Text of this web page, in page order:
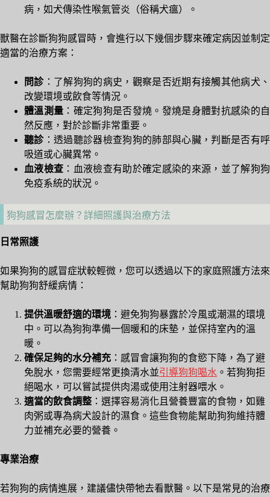
病，如犬傳染性喉氣管炎（俗稱犬瘟）。
獸醫在診斷狗狗感冒時，會進行以下幾個步驟來確定病因並制定
適當的治療方案：
問診：了解狗狗的病史，觀察是否近期有接觸其他病犬、
改變環境或飲食等情況。
體溫測量 ：確定狗狗是否發燒。發燒是身體對抗感染的自
然反應，對於診斷非常重要。
聽診：透過聽診器檢查狗狗的肺部與心臟，判斷是否有呼
吸道或心臟異常。
血液檢查 ：血液檢查有助於確定感染的來源，並了解狗狗
免疫系統的狀況。
狗狗感冒怎麼辦？詳細照護與治療方法
日常照護
如果狗狗的感冒症狀較輕微，您可以透過以下的家庭照護方法來
幫助狗狗舒緩病情：
提供溫暖舒適的環境 ：避免狗狗暴露於冷風或潮濕的環境
中。可以為狗狗準備一個暖和的床墊，並保持室內的溫
暖。
確保足夠的水分補充 ：感冒會讓狗狗的食慾下降，為了避
免脫水，您需要經常更換清水並引導狗狗喝水 。若狗狗拒
絕喝水，可以嘗試提供肉湯或使用注射器喂水。
適當的飲食調整 ：選擇容易消化且營養豐富的食物，如雞
肉粥或專為病犬設計的濕食。這些食物能幫助狗狗維持體
力並補充必要的營養。
專業治療
若狗狗的病情進展，建議儘快帶牠去看獸醫。以下是常見的治療